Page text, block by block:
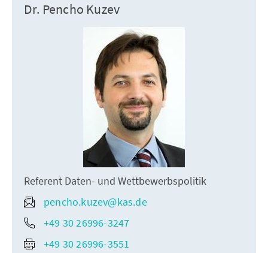
Dr. Pencho Kuzev
Referent Daten- und Wettbewerbspolitik
pencho.kuzev@kas.de
+49 30 26996-3247
+49 30 26996-3551